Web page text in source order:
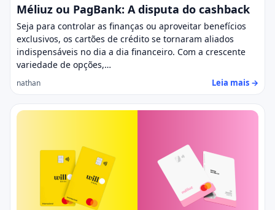
Méliuz ou PagBank: A disputa do cashback
Seja para controlar as finanças ou aproveitar benefícios
exclusivos, os cartões de crédito se tornaram aliados
indispensáveis ​​no dia a dia financeiro. Com a crescente
variedade de opções,…
nathan Leia mais →